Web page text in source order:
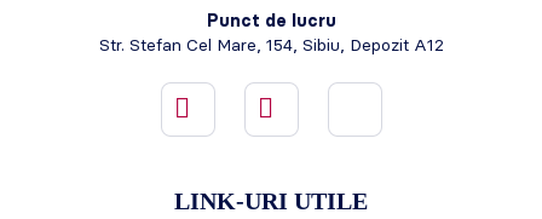
Punct de lucru
Str. Stefan Cel Mare, 154, Sibiu, Depozit A12
LINK-URI UTILE